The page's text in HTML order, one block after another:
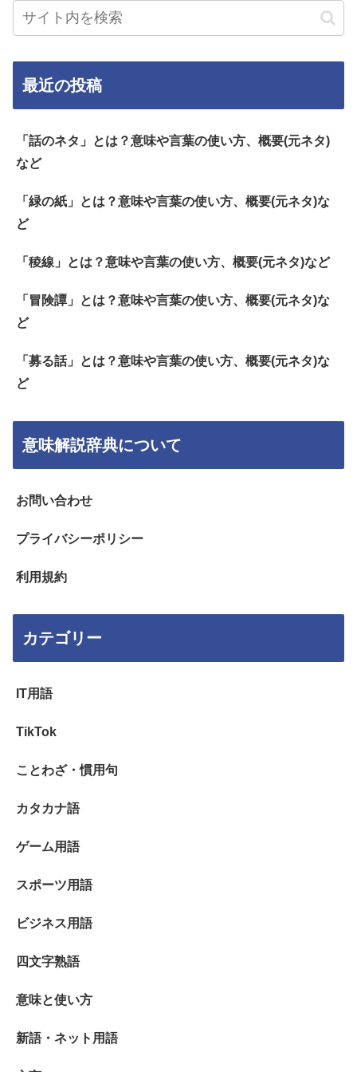
最近の投稿
「話のネタ」とは？意味や言葉の使い方、概要(元ネタ)
など
「緑の紙」とは？意味や言葉の使い方、概要(元ネタ)な
ど
「稜線」とは？意味や言葉の使い方、概要(元ネタ)など
「冒険譚」とは？意味や言葉の使い方、概要(元ネタ)な
ど
「募る話」とは？意味や言葉の使い方、概要(元ネタ)な
ど
意味解説辞典について
お問い合わせ
プライバシーポリシー
利用規約
カテゴリー
IT用語
TikTok
ことわざ・慣用句
カタカナ語
ゲーム用語
スポーツ用語
ビジネス用語
四文字熟語
意味と使い方
新語・ネット用語